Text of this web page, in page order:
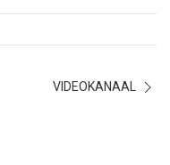
VIDEOKANAAL